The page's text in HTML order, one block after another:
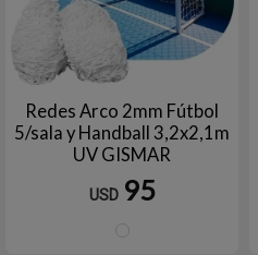
Redes Arco 2mm Fútbol
5/sala y Handball 3,2x2,1m
UV GISMAR
USD 95